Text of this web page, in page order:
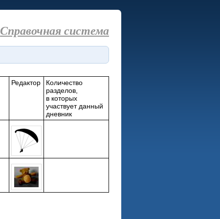
Справочная система
Редактор
Количество
разделов,
в которых
участвует данный
дневник